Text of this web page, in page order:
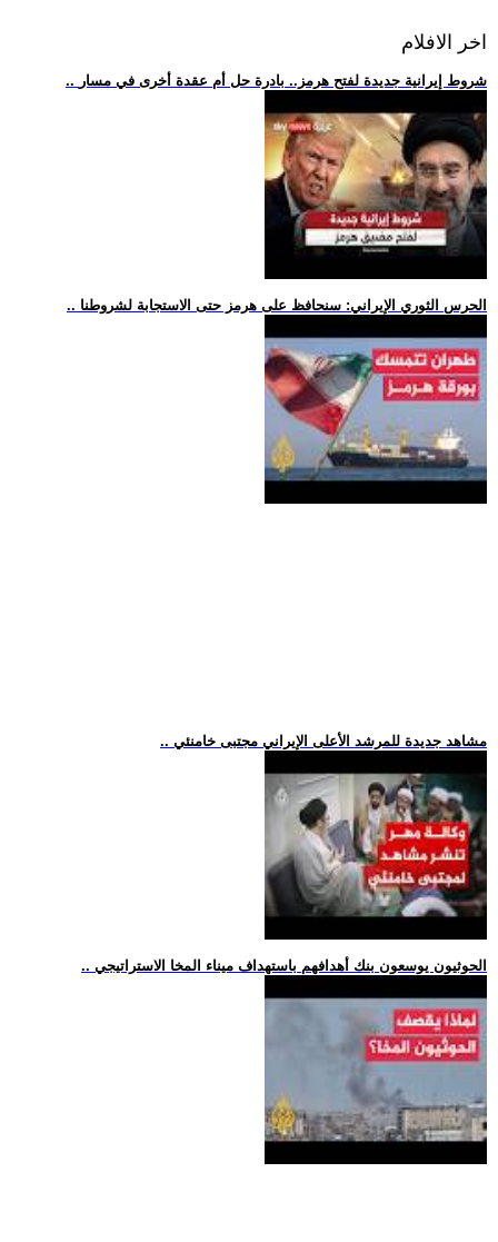
اخر الافلام
.. شروط إيرانية جديدة لفتح هرمز.. بادرة حل أم عقدة أخرى في مسار
.. الحرس الثوري الإيراني: سنحافظ على هرمز حتى الاستجابة لشروطنا
.. مشاهد جديدة للمرشد الأعلى الإيراني مجتبى خامنئي
.. الحوثيون يوسعون بنك أهدافهم باستهداف ميناء المخا الاستراتيجي